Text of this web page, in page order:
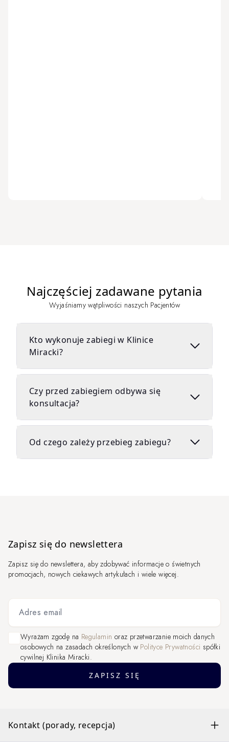
Najczęściej zadawane pytania
Wyjaśniamy wątpliwości naszych Pacjentów
Kto wykonuje zabiegi w Klinice
Miracki?
Czy przed zabiegiem odbywa się
konsultacja?
Od czego zależy przebieg zabiegu?
Zapisz się do newslettera
Zapisz się do newslettera, aby zdobywać informacje o świetnych
promocjach, nowych ciekawych artykułach i wiele więcej.
Adres email
Wyrażam zgodę na Regulamin oraz przetwarzanie moich danych
osobowych na zasadach określonych w Polityce Prywatności spółki
cywilnej Klinika Miracki.
ZAPISZ SIĘ
Kontakt (porady, recepcja)